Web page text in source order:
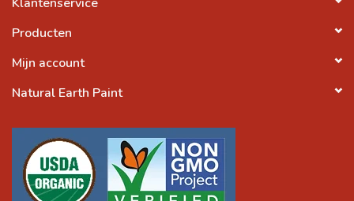
Producten
Mijn account
Natural Earth Paint